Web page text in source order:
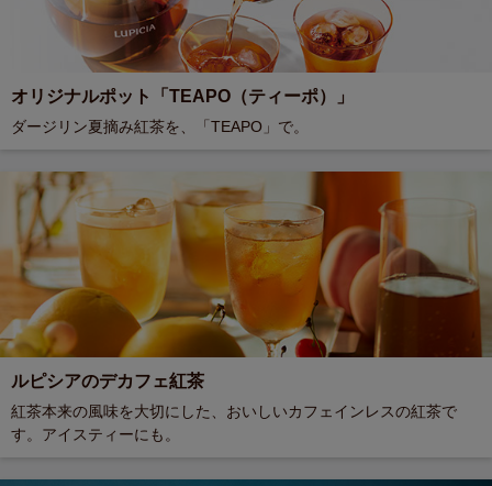
オリジナルポット「TEAPO（ティーポ）」
ダージリン夏摘み紅茶を、「TEAPO」で。
ルピシアのデカフェ紅茶
紅茶本来の風味を大切にした、おいしいカフェインレスの紅茶で
す。アイスティーにも。